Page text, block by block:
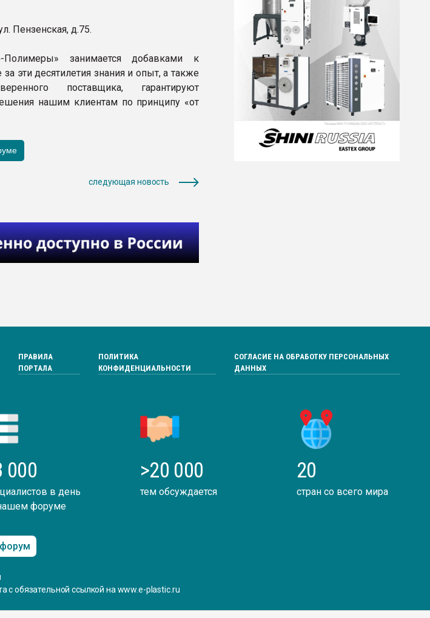
д.75.
занимается добавками к
эти десятилетия знания и опыт, а также
поставщика, гарантируют
нашим клиентам по принципу «от
следующая новость
ПРАВИЛА
ПОРТАЛА
ПОЛИТИКА
КОНФИДЕНЦИАЛЬНОСТИ
СОГЛАСИЕ НА ОБРАБОТКУ ПЕРСОНАЛЬНЫХ
ДАННЫХ
000
в день
форуме
>20 000
тем обсуждается
20
стран со всего мира
с обязательной ссылкой на www.e-plastic.ru